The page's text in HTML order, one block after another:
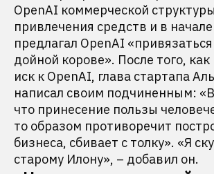
OpenAI коммерческой
привлечения средств и в
предлагал OpenAI
дойной корове». После того,
иск к OpenAI, глава стартапа
написал своим подчиненным:
что принесение пользы
то образом противоречит
бизнеса, сбивает с толку». «Я
старому Илону», – добавил он.